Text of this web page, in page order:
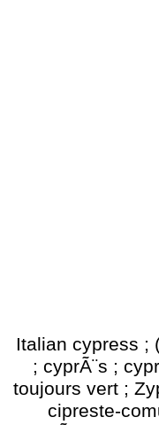
Italian cypress ;
; cyprÃ¨s ;
toujours vert ;
cipreste-